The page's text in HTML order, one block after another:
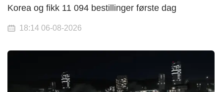
Korea og fikk 11 094 bestillinger første dag
18:14 06-08-2026